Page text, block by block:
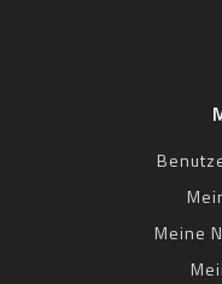
Meine